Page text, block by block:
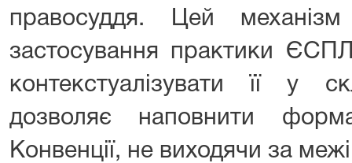
правосуддя. Цей
застосування практики
контекстуалізувати її у
дозволяє наповнити
Конвенції, не виходячи за